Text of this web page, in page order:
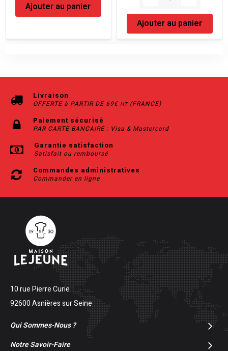
Ajouter au panier
Ajouter au panier
Livraison
OFFERTE à PARTIR DE 69€ HT(FRANCE)
Paiement sécurisé
PAR CARTE BANCAIRE : Visa & Mastercard
Garantie satisfaction
Satisfait ou remboursé
Commandes administratives
Commander en ligne
10 rue Pierre Curie
92600 Asnières sur Seine
Qui Sommes-Nous ?
Notre Savoir-Faire